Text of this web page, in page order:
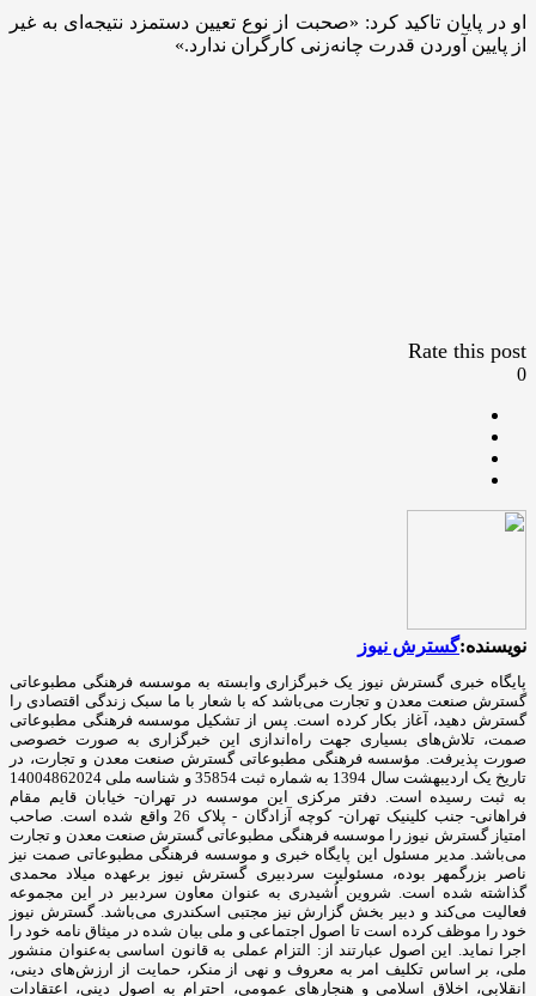
او در پایان تاکید کرد: «صحبت از نوع تعیین دستمزد نتیجه‌ای به غیر
از پایین آوردن قدرت چانه‌زنی کارگران ندارد.»
Rate this post
0
نویسنده:گسترش نیوز
پایگاه خبری گسترش نیوز یک خبرگزاری وابسته به موسسه فرهنگی مطبوعاتی
گسترش صنعت معدن و تجارت می‌باشد که با شعار با ما سبک زندگی اقتصادی را
گسترش دهید، آغاز بکار کرده است. پس از تشکیل موسسه فرهنگی مطبوعاتی
صمت، تلاش‌های بسیاری جهت راه‌اندازی این خبرگزاری به صورت خصوصی
صورت پذیرفت. مؤسسه فرهنگی مطبوعاتی گسترش صنعت معدن و تجارت، در
تاریخ یک اردیبهشت سال 1394 به شماره ثبت 35854 و شناسه ملی 14004862024
به ثبت رسیده است. دفتر مرکزی این موسسه در تهران- خیابان قایم مقام
فراهانی- جنب کلینیک تهران- کوچه آزادگان - پلاک 26 واقع شده است. صاحب
امتیاز گسترش نیوز را موسسه فرهنگی مطبوعاتی گسترش صنعت معدن و تجارت
می‌باشد. مدیر مسئول این پایگاه خبری و موسسه فرهنگی مطبوعاتی صمت نیز
ناصر بزرگمهر بوده، مسئولیت سردبیری گسترش نیوز برعهده میلاد محمدی
گذاشته شده است. شروین اُشیدری به عنوان معاون سردبیر در این مجموعه
فعالیت می‌کند و دبیر بخش گزارش نیز مجتبی اسکندری می‌باشد. گسترش نیوز
خود را موظف کرده است تا اصول اجتماعی و ملی بیان شده در میثاق نامه خود را
اجرا نماید. این اصول عبارتند از: التزام عملی به قانون اساسی به‌عنوان منشور
ملی، بر اساس تکلیف امر به‌ معروف و نهی از منکر، حمایت از ارزش‌های دینی،
انقلابی، اخلاق اسلامی و هنجارهای عمومی، احترام به اصول دینی، اعتقادات